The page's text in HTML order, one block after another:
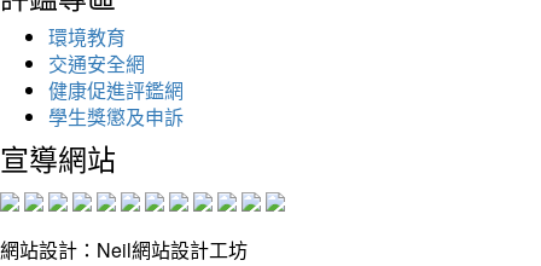
環境教育
交通安全網
健康促進評鑑網
學生獎懲及申訴
宣導網站
網站設計：Neil網站設計工坊